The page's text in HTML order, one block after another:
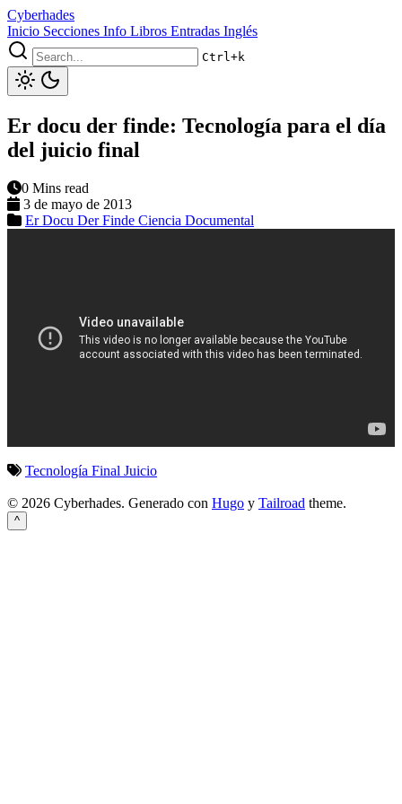
Cyberhades
Inicio Secciones Info Libros Entradas Inglés
Ctrl+k
Er docu der finde: Tecnología para el día
del juicio final
0 Mins read
3 de mayo de 2013
Er Docu Der Finde Ciencia Documental
Tecnología Final Juicio
© 2026 Cyberhades. Generado con Hugo y Tailroad theme.
^